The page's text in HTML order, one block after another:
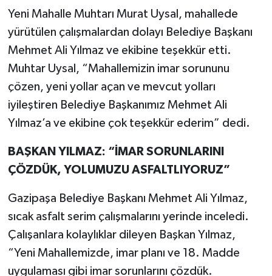
Yeni Mahalle Muhtarı Murat Uysal, mahallede
yürütülen çalışmalardan dolayı Belediye Başkanı
Mehmet Ali Yılmaz ve ekibine teşekkür etti.
Muhtar Uysal, “Mahallemizin imar sorununu
çözen, yeni yollar açan ve mevcut yolları
iyileştiren Belediye Başkanımız Mehmet Ali
Yılmaz’a ve ekibine çok teşekkür ederim” dedi.
BAŞKAN YILMAZ: “İMAR SORUNLARINI
ÇÖZDÜK, YOLUMUZU ASFALTLIYORUZ”
Gazipaşa Belediye Başkanı Mehmet Ali Yılmaz,
sıcak asfalt serim çalışmalarını yerinde inceledi.
Çalışanlara kolaylıklar dileyen Başkan Yılmaz,
“Yeni Mahallemizde, imar planı ve 18. Madde
uygulaması gibi imar sorunlarını çözdük.